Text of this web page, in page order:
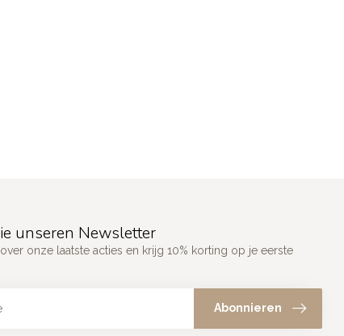
unseren Newsletter
onze laatste acties en krijg 10% korting op je eerste
Abonnieren